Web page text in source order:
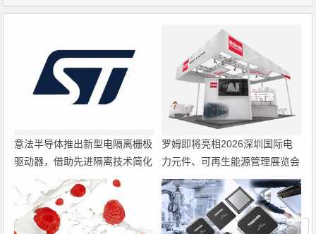
意法半导体推出新型电隔离栅极
驱动器，借助先进隔离技术简化
电源设计
罗姆即将亮相2026深圳国际电
力元件、可再生能源管理展览会
暨研讨会